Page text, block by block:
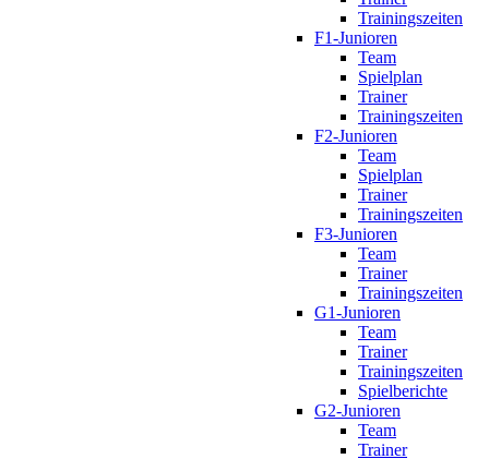
Trainingszeiten
F1-Junioren
Team
Spielplan
Trainer
Trainingszeiten
F2-Junioren
Team
Spielplan
Trainer
Trainingszeiten
F3-Junioren
Team
Trainer
Trainingszeiten
G1-Junioren
Team
Trainer
Trainingszeiten
Spielberichte
G2-Junioren
Team
Trainer